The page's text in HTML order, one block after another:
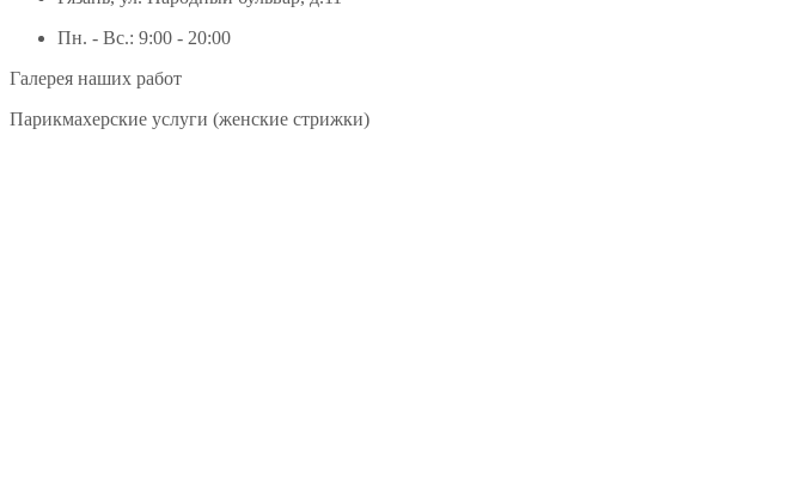
Пн. - Вс.: 9:00 - 20:00
Галерея наших работ
Парикмахерские услуги (женские стрижки)